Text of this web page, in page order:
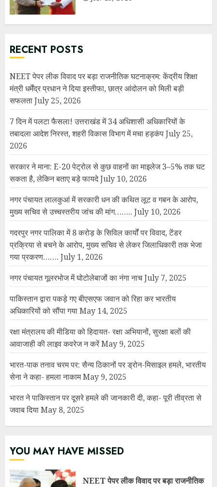
तबादला आदेश निरस्त, शहरी विकास विभाग में मचा हड़कंप
2026
सकता है, लेकिन बताए बड़े फायदे
नगर पंचायत लालकुआं में सरकारी धन की कथित लूट व गबन के आरोप,
मुख्य सचिव से उच्चस्तरीय जांच की मांग……..July 10, 2026
गदरपुर नगर पालिका में 8 करोड़ के सिविल कार्यों पर विवाद, टेंडर
प्रक्रिया से बचने के आरोप, मुख्य सचिव से लेकर जिलाधिकारी तक भेजा
गया प्रकरण…….July 1, 2026
नगर पंचायत गूलरभोज में घोटोलेबाजों का नंगा नाच
पाकिस्तान द्वारा पकड़े गए बीएसएफ जवान को रिहा कर भारतीय
अधिकारियों को सौंपा गयाMay 14, 2025
रक्षा मंत्रालय की मीडिया को हिदायत- रक्षा अभियानों, सुरक्षा बलों की
आवाजाही की लाइव कवरेज न करें May 9, 2025
भारत-पाक तनाव चरम पर: सैन्य ठिकानों पर ड्रोन-मिसाइल हमले, भारतीय
सेना ने कहा- हमला नाकामMay 9, 2025
जवाब दिया May 8, 2025
YOU MAY HAVE MISSED
NEET पेपर लीक विवाद पर बड़ा राजनीतिक
घटनाक्रम: केंद्रीय शिक्षा मंत्री धर्मेंद्र प्रधान
ने दिया इस्तीफा, छात्र आंदोलन को मिली बड़ी
सफलता
JULY 25, 2026
अधिशासी अधिकारियों के तबादला आदेश
निरस्त, शहरी विकास विभाग में मचा हड़कंप